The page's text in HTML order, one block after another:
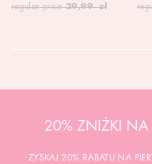
regular price 29,99 zł
20% ZNIŻKI NA
ZYSKAJ 20% RABATU NA